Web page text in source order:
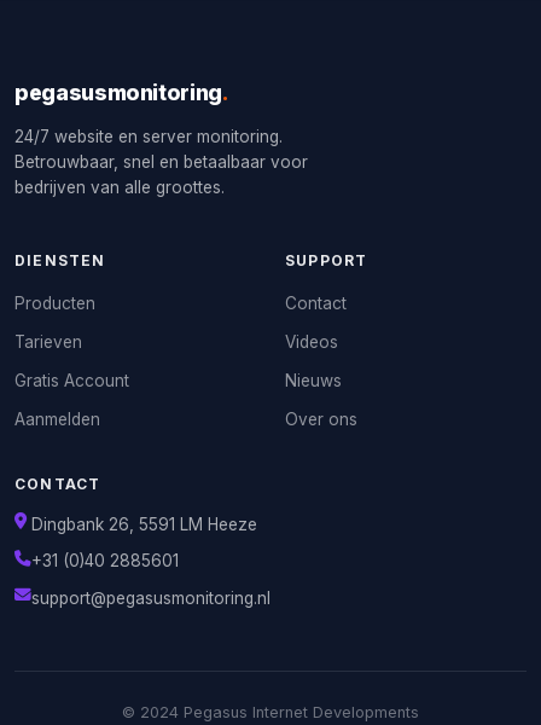
pegasusmonitoring.
24/7 website en server monitoring.
Betrouwbaar, snel en betaalbaar voor
bedrijven van alle groottes.
DIENSTEN
Producten
Tarieven
Gratis Account
Aanmelden
SUPPORT
Contact
Videos
Nieuws
Over ons
CONTACT
Dingbank 26, 5591 LM Heeze
+31 (0)40 2885601
support@pegasusmonitoring.nl
© 2024 Pegasus Internet Developments